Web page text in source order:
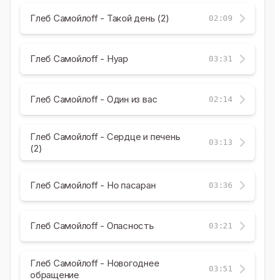
Глеб Самойлоff - Такой день (2) 02:09
Глеб Самойлоff - Нуар 03:31
Глеб Самойлоff - Один из вас 02:14
Глеб Самойлоff - Сердце и печень
(2)
03:13
Глеб Самойлоff - Но пасаран 03:36
Глеб Самойлоff - Опасность 03:21
Глеб Самойлоff - Новогоднее
обращение
03:51